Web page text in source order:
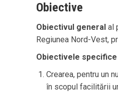
Obiective
Obiectivul general al
Regiunea Nord-Vest,
Obiectivele specifice
Crearea, pentru un
în scopul facilitării